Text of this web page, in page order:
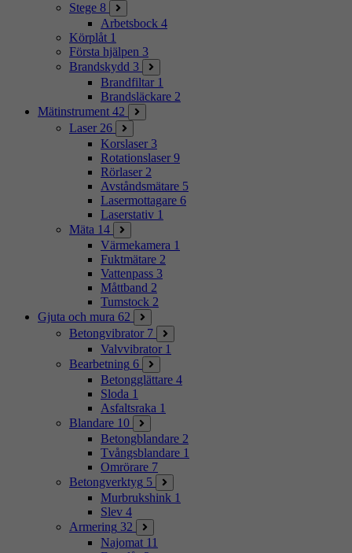
Stege 8
Arbetsbock 4
Körplåt 1
Första hjälpen 3
Brandskydd 3
Brandfiltar 1
Brandsläckare 2
Mätinstrument 42
Laser 26
Korslaser 3
Rotationslaser 9
Rörlaser 2
Avståndsmätare 5
Lasermottagare 6
Laserstativ 1
Mäta 14
Värmekamera 1
Fuktmätare 2
Vattenpass 3
Måttband 2
Tumstock 2
Gjuta och mura 62
Betongvibrator 7
Valvvibrator 1
Bearbetning 6
Betongglättare 4
Sloda 1
Asfaltsraka 1
Blandare 10
Betongblandare 2
Tvångsblandare 1
Omrörare 7
Betongverktyg 5
Murbrukshink 1
Slev 4
Armering 32
Najomat 11